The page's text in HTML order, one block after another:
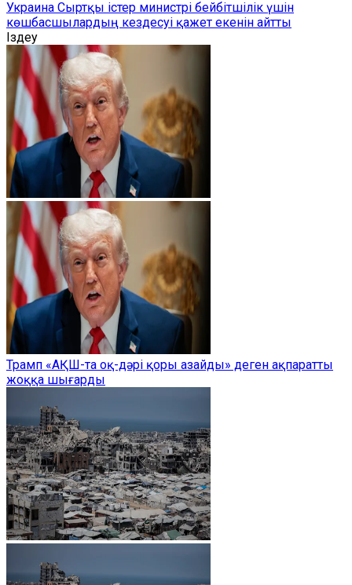
Украина Сыртқы істер министрі бейбітшілік үшін
көшбасшылардың кездесуі қажет екенін айтты
Іздеу
Трамп «АҚШ-та оқ-дәрі қоры азайды» деген ақпаратты
жоққа шығарды